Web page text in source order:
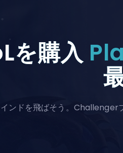
Division Boost
を購入
ンドを飛ばそう。Challenger